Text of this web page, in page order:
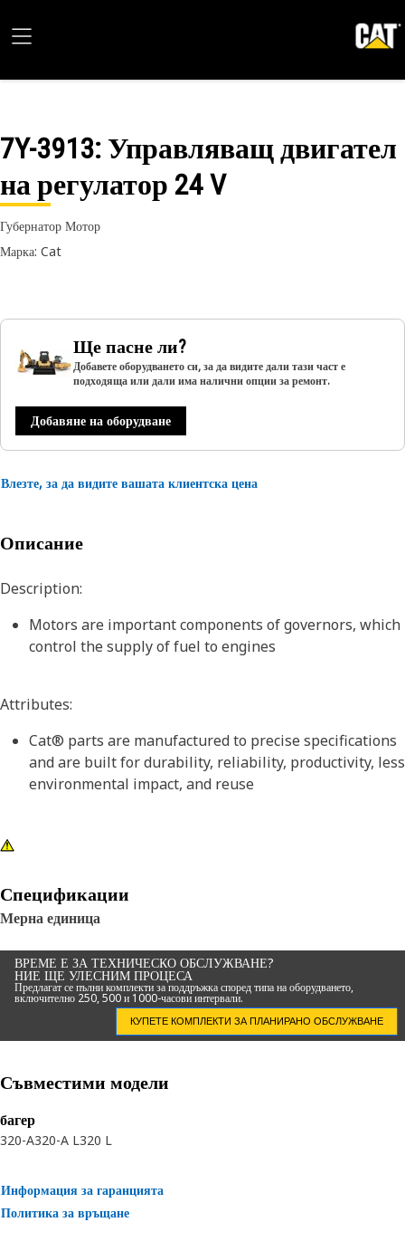
7Y-3913: Управляващ двигател
на регулатор 24 V
Губернатор Мотор
Марка: Cat
Ще пасне ли?
Добавете оборудването си, за да видите дали тази част е
подходяща или дали има налични опции за ремонт.
Добавяне на оборудване
Влезте, за да видите вашата клиентска цена
Описание
Description:
Motors are important components of governors, which
control the supply of fuel to engines
Attributes:
Cat® parts are manufactured to precise specifications
and are built for durability, reliability, productivity, less
environmental impact, and reuse
Спецификации
Мерна единица
ВРЕМЕ Е ЗА ТЕХНИЧЕСКО ОБСЛУЖВАНЕ?
НИЕ ЩЕ УЛЕСНИМ ПРОЦЕСА
Предлагат се пълни комплекти за поддръжка според типа на оборудването,
включително 250, 500 и 1000-часови интервали.
КУПЕТЕ КОМПЛЕКТИ ЗА ПЛАНИРАНО ОБСЛУЖВАНЕ
Съвместими модели
багер
320-A320-A L320 L
Информация за гаранцията
Политика за връщане